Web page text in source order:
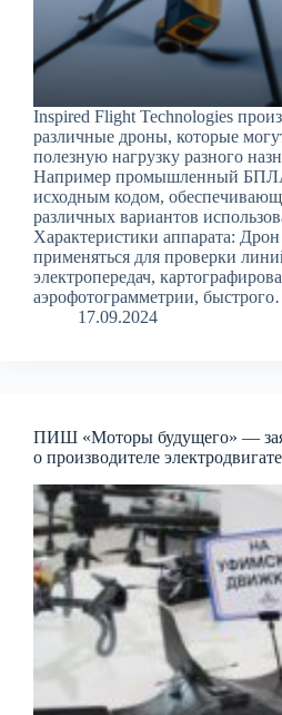
Inspired Flight Technologies
различные дроны, которые
полезную нагрузку разного
Например промышленный
исходным кодом,
различных вариантов
Характеристики аппарата:
применяться для проверки
электропередач,
аэрофотограмметрии,
17.09.2024
ПИШ «Моторы будущего» —
о производителе